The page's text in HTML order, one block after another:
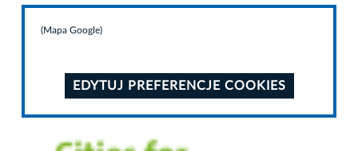
(Mapa Google)
EDYTUJ PREFERENCJE COOKIES